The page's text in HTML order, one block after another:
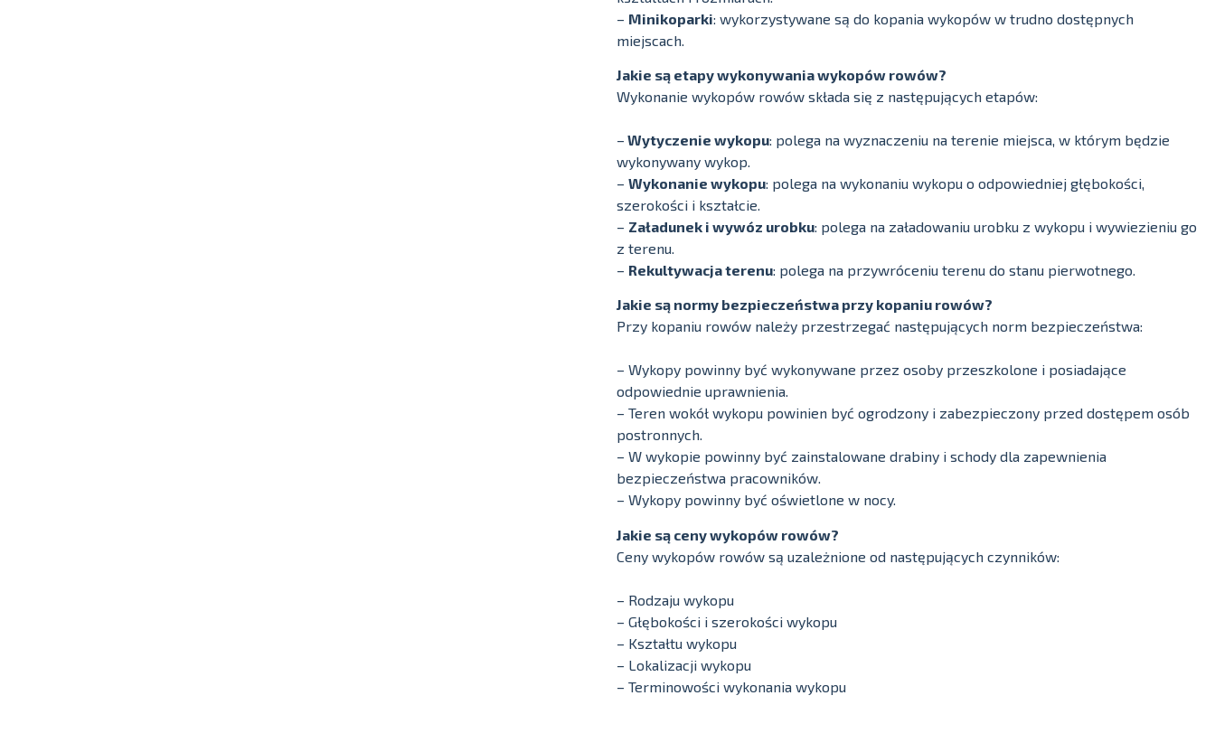
– Minikoparki: wykorzystywane są do kopania wykopów w trudno dostępnych
miejscach.
Jakie są etapy wykonywania wykopów rowów?
Wykonanie wykopów rowów składa się z następujących etapów:
– Wytyczenie wykopu: polega na wyznaczeniu na terenie miejsca, w którym będzie
wykonywany wykop.
– Wykonanie wykopu: polega na wykonaniu wykopu o odpowiedniej głębokości,
szerokości i kształcie.
– Załadunek i wywóz urobku: polega na załadowaniu urobku z wykopu i wywiezieniu go
z terenu.
– Rekultywacja terenu: polega na przywróceniu terenu do stanu pierwotnego.
Jakie są normy bezpieczeństwa przy kopaniu rowów?
Przy kopaniu rowów należy przestrzegać następujących norm bezpieczeństwa:
– Wykopy powinny być wykonywane przez osoby przeszkolone i posiadające
odpowiednie uprawnienia.
– Teren wokół wykopu powinien być ogrodzony i zabezpieczony przed dostępem osób
postronnych.
– W wykopie powinny być zainstalowane drabiny i schody dla zapewnienia
bezpieczeństwa pracowników.
– Wykopy powinny być oświetlone w nocy.
Jakie są ceny wykopów rowów?
Ceny wykopów rowów są uzależnione od następujących czynników:
– Rodzaju wykopu
– Głębokości i szerokości wykopu
– Kształtu wykopu
– Lokalizacji wykopu
– Terminowości wykonania wykopu